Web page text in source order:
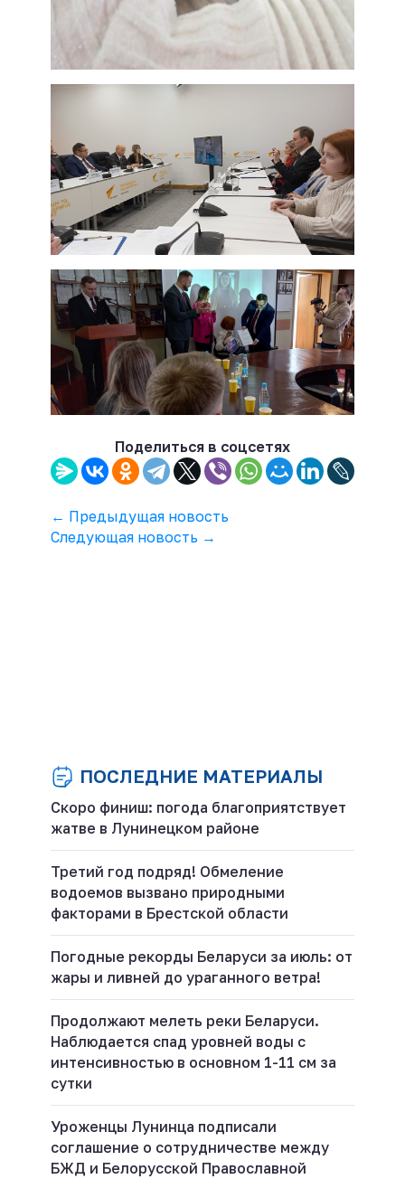
Поделиться в соцсетях
← Предыдущая новость
Следующая новость →
ПОСЛЕДНИЕ МАТЕРИАЛЫ
Скоро финиш: погода благоприятствует
жатве в Лунинецком районе
Третий год подряд! Обмеление
водоемов вызвано природными
факторами в Брестской области
Погодные рекорды Беларуси за июль: от
жары и ливней до ураганного ветра!
Продолжают мелеть реки Беларуси.
Наблюдается спад уровней воды с
интенсивностью в основном 1-11 см за
сутки
Уроженцы Лунинца подписали
соглашение о сотрудничестве между
БЖД и Белорусской Православной